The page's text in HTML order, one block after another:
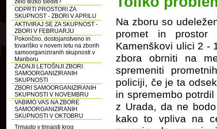
zelo težko slediti?
ODPRTI PROSTORI ZA
SKUPNOST - ZBORI V APRILU
AKTIVIRAJ SE ZA SKUPNOST -
ZBORI V FEBRUARJU
Pokončno, dostojanstveno in
tovariško v novem letu na zborih
samoorganiziranih skupnosti v
Mariboru
ZADNJI LETOŠNJI ZBORI
SAMOORGANIZIRANIH
SKUPNOSTI
ZBORI SAMOORGANIZIRANIH
SKUPNOSTI V NOVEMBRU
VABIMO VAS NA ZBORE
SAMOORGANIZIRANIH
SKUPNOSTI V OKTOBRU
Trmasto v trinajsti krog
Na zboru so
promet in prostor
Kamenškovi ulici 2 -
zbora obrniti na
spremeniti
policiji, če je ta
in spremembo
z Urada, da ne
kako to vpliva na